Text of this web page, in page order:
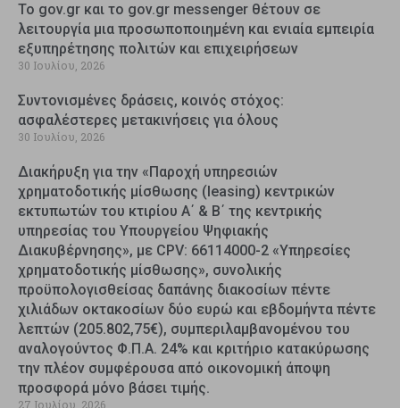
Το gov.gr και το gov.gr messenger θέτουν σε
λειτουργία μια προσωποποιημένη και ενιαία εμπειρία
εξυπηρέτησης πολιτών και επιχειρήσεων
30 Ιουλίου, 2026
Συντονισμένες δράσεις, κοινός στόχος:
ασφαλέστερες μετακινήσεις για όλους
30 Ιουλίου, 2026
Διακήρυξη για την «Παροχή υπηρεσιών
χρηματοδοτικής μίσθωσης (leasing) κεντρικών
εκτυπωτών του κτιρίου Α΄ & Β΄ της κεντρικής
υπηρεσίας του Υπουργείου Ψηφιακής
Διακυβέρνησης», με CPV: 66114000-2 «Υπηρεσίες
χρηματοδοτικής μίσθωσης», συνολικής
προϋπολογισθείσας δαπάνης διακοσίων πέντε
χιλιάδων οκτακοσίων δύο ευρώ και εβδομήντα πέντε
λεπτών (205.802,75€), συμπεριλαμβανομένου του
αναλογούντος Φ.Π.Α. 24% και κριτήριο κατακύρωσης
την πλέον συμφέρουσα από οικονομική άποψη
προσφορά μόνο βάσει τιμής.
27 Ιουλίου, 2026